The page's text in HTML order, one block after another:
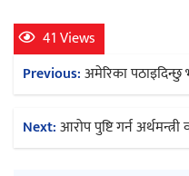
41 Views
Post
navigation
Previous:अमेरिका पठाइदिन्छु
Next:आरोप पुष्टि गर्न